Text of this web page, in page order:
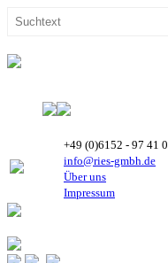
+49 (0)6152 - 97 41 0
info@ries-gmbh.de
Über uns
Impressum